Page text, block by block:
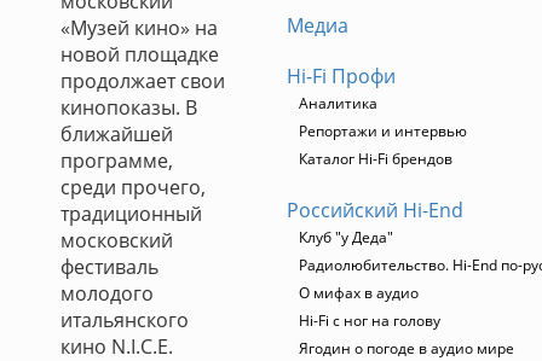
«Музей кино» на
новой площадке
продолжает свои
кинопоказы. В
ближайшей
программе,
среди прочего,
традиционный
московский
фестиваль
молодого
итальянского
кино N.I.C.E.
Медиа
Hi-Fi Профи
Аналитика
Репортажи и интервью
Каталог Hi-Fi брендов
Российский Hi-End
Клуб "у Деда"
Радиолюбительство. Hi-End по-
О мифах в аудио
Hi-Fi с ног на голову
Ягодин о погоде в аудио мире